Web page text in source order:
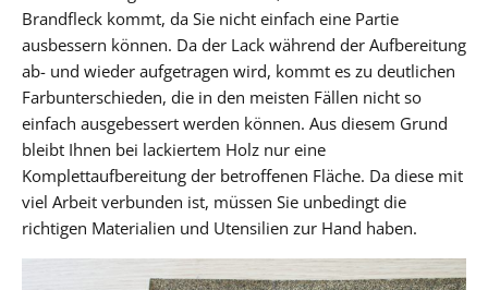
Brandfleck kommt, da Sie nicht einfach eine Partie
ausbessern können. Da der Lack während der Aufbereitung
ab- und wieder aufgetragen wird, kommt es zu deutlichen
Farbunterschieden, die in den meisten Fällen nicht so
einfach ausgebessert werden können. Aus diesem Grund
bleibt Ihnen bei lackiertem Holz nur eine
Komplettaufbereitung der betroffenen Fläche. Da diese mit
viel Arbeit verbunden ist, müssen Sie unbedingt die
richtigen Materialien und Utensilien zur Hand haben.